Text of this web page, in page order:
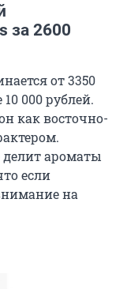
за 2600
от 3350
000 рублей.
как восточно-
ароматы
если
на